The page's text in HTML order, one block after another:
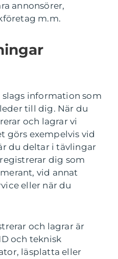
annonsörer,
m.m.
information som
till dig. När du
och lagrar vi
görs exempelvis vid
du deltar i tävlingar
dig som
vid annat
eller när du
och lagrar är
och teknisk
läsplatta eller